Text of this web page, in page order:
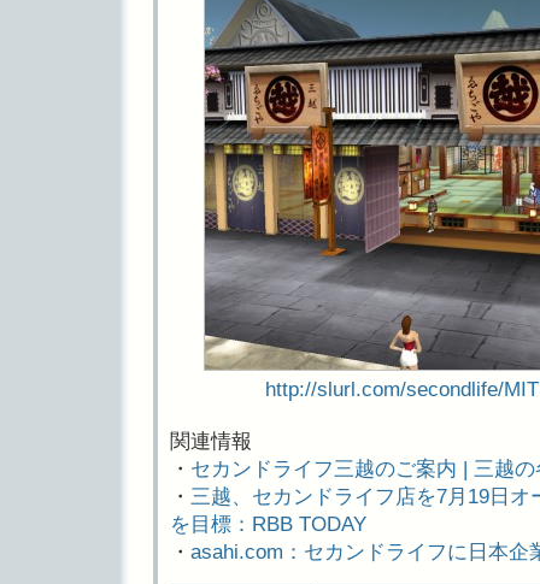
http://slurl.com/secondlife/
関連情報
・ セカンドライフ三越のご案内 | 三越
・ 三越、セカンドライフ店を7月19日
を目標：RBB TODAY
・ asahi.com：セカンドライフに日本企